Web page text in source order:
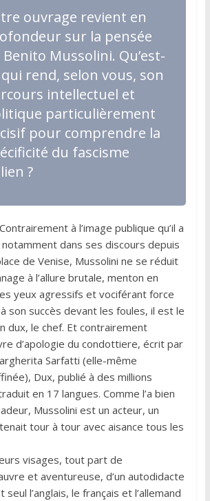
ouvrage revient en
sur la pensée
Benito Mussolini. Qu’est-
qui rend, selon vous, son
intellectuel et
particulièrement
pour comprendre la
du fascisme
?
à l’image publique qu’il a
dans ses discours depuis
de Venise, Mussolini ne se réduit
à l’allure brutale, menton en
yeux agressifs et vociférant force
son succès devant les foules, il est le
dux, le chef. Et contrairement
d’apologie du condottiere, écrit par
Sarfatti (elle-même
Dux, publié à des millions
en 17 langues. Comme l’a bien
Mussolini est un acteur, un
tour à tour avec aisance tous les
visages, tout part de
et aventureuse, d’un autodidacte
l’anglais, le français et l’allemand